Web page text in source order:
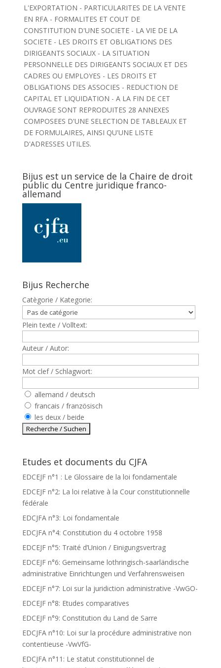
L'EXPORTATION - PARTICULARITES DE LA VENTE
EN RFA - FORMALITES ET COUT DE
CONSTITUTION D'UNE SOCIETE - LA VIE DE LA
SOCIETE - LES DROITS ET OBLIGATIONS DES
DIRIGEANTS SOCIAUX - LA SITUATION
PERSONNELLE DES DIRIGEANTS SOCIAUX ET DES
CADRES OU EMPLOYES - LES DROITS ET
OBLIGATIONS DES ASSOCIES - REDUCTION DE
CAPITAL ET LIQUIDATION - A LA FIN DE CET
OUVRAGE SONT REPRODUITES 28 ANNEXES
COMPOSEES D'UNE SELECTION DE TABLEAUX ET
DE FORMULAIRES, AINSI QU'UNE LISTE
D'ADRESSES UTILES.
Bijus est un service de la Chaire de droit
public du Centre juridique franco-
allemand
Bijus Recherche
Catègorie / Kategorie:
Plein texte / Volltext:
Auteur / Autor:
Mot clef / Schlagwort:
allemand / deutsch
francais / französisch
les deux / beide
Etudes et documents du CJFA
EDCEJF n°1 : Le Glossaire de la loi fondamentale
EDCEJF n°2: La loi relative à la Cour constitutionnelle
fédérale
EDCJFA n°3: Loi fondamentale
EDCJFA n°4: Constitution du 4 octobre 1958
EDCEJF n°5: Traité d’Union / Einigungsvertrag
EDCEJF n°6: Gemeinsame lothringisch-saarländische
administrative Einrichtungen und Verfahrensweisen
EDCEJF n°7: Loi sur la juridiction administrative -VwGO-
EDCEJF n°8: Etudes comparatives
EDCEJF n°9: Constitution du Land de Sarre
EDCJFA n°10: Loi sur la procédure administrative non
contentieuse -VwVfG-
EDCJFA n°11: Le statut constitutionnel de